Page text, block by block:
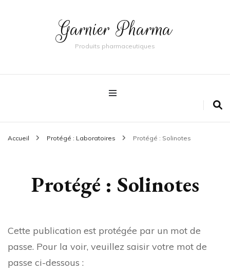
Garnier Pharma
Produits pharmaceutiques
Accueil Protégé : Laboratoires Protégé : Solinotes
Protégé : Solinotes
Cette publication est protégée par un mot de
passe. Pour la voir, veuillez saisir votre mot de
passe ci-dessous :